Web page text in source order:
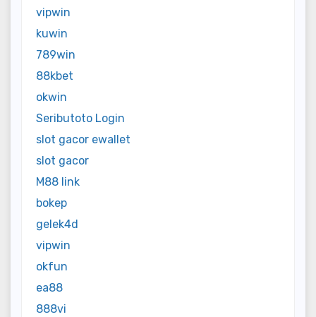
vipwin
kuwin
789win
88kbet
okwin
Seributoto Login
slot gacor ewallet
slot gacor
M88 link
bokep
gelek4d
vipwin
okfun
ea88
888vi